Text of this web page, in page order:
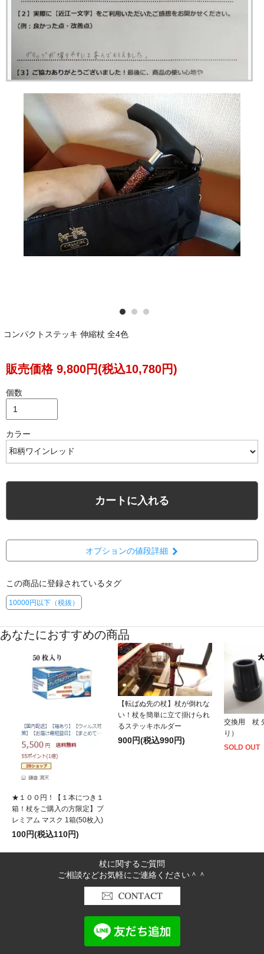
グリップが握りやすいと喜んでもらえました。
岐阜県 Sさん（28歳 男性））
メールと電話の対応が良くうれしかったです
国産で品質がとても良い。 グリップが柔らかくて気にいってま
す。 使い方などを丁寧に教えてくれて助かります
埼玉県 Nさん（72歳 男性）
コンパクトステッキ 伸縮杖 全4色
販売価格 9,800円(税込10,780円)
個数
カラー
カートに入れる
オプションの値段詳細
この商品に登録されているタグ
10000円以下（税抜）
あなたにおすすめの商品
★１００円！【１本につき１
箱！杖をご購入の方限定】プ
レミアム マスク 1箱(50枚入)
100円(税込110円)
【転ばぬ先の杖】杖が倒れな
い！杖を簡単に立て掛けられ
るステッキホルダー
900円(税込990円)
交換用 杖
り）
SOLD OUT
杖に関するご質問
ご相談などお気軽にご連絡ください＾＾